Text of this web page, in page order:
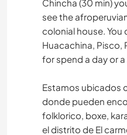
Chincha (30 min)
see the
colonial house.
Huacachina, Pisco,
for spend a day or
Estamos ubicados
donde pueden
folklorico, boxe,
el distrito de El